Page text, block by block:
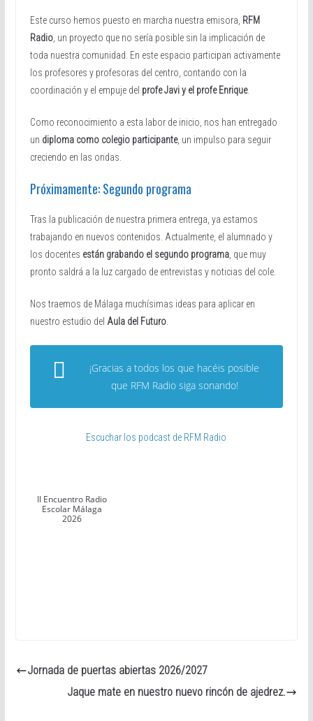
Este curso hemos puesto en marcha nuestra emisora, RFM
Radio, un proyecto que no sería posible sin la implicación de
toda nuestra comunidad. En este espacio participan activamente
los profesores y profesoras del centro, contando con la
coordinación y el empuje del profe Javi y el profe Enrique.
Como reconocimiento a esta labor de inicio, nos han entregado
un diploma como colegio participante, un impulso para seguir
creciendo en las ondas.
Próximamente: Segundo programa
Tras la publicación de nuestra primera entrega, ya estamos
trabajando en nuevos contenidos. Actualmente, el alumnado y
los docentes están grabando el segundo programa, que muy
pronto saldrá a la luz cargado de entrevistas y noticias del cole.
Nos traemos de Málaga muchísimas ideas para aplicar en
nuestro estudio del Aula del Futuro.
¡Gracias a todos los que hacéis posible
que RFM Radio siga sonando!
Escuchar los podcast de RFM Radio
II Encuentro Radio
Escolar Málaga
2026
Jornada de puertas abiertas 2026/2027
Jaque mate en nuestro nuevo rincón de ajedrez.